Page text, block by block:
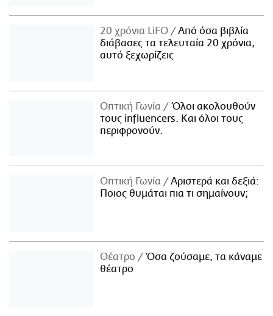
20 χρόνια LiFO
Από όσα βιβλία
διάβασες τα τελευταία 20 χρόνια,
αυτό ξεχωρίζεις
Οπτική Γωνία
Όλοι ακολουθούν
τους influencers. Και όλοι τους
περιφρονούν.
Οπτική Γωνία
Αριστερά και δεξιά:
Ποιος θυμάται πια τι σημαίνουν;
Θέατρο
Όσα ζούσαμε, τα κάναμε
θέατρο